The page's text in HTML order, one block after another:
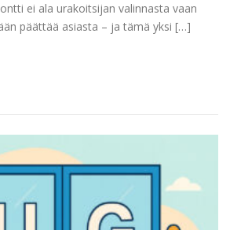
ei ala urakoitsijan valinnasta vaan
päättää asiasta – ja tämä yksi […]